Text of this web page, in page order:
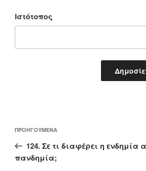
Ιστότοπος
άρθρων
Προηγούμενο
άρθρο
ΠΡΟΗΓΟΎΜΕΝΑ
124. Σε τι διαφέρει η ενδημία
πανδημία;